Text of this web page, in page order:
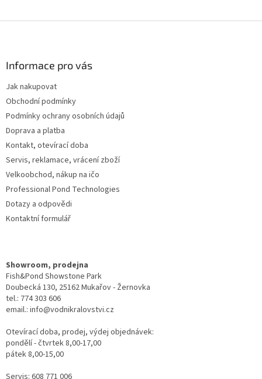
Informace pro vás
Jak nakupovat
Obchodní podmínky
Podmínky ochrany osobních údajů
Doprava a platba
Kontakt, otevírací doba
Servis, reklamace, vrácení zboží
Velkoobchod, nákup na ičo
Professional Pond Technologies
Dotazy a odpovědi
Kontaktní formulář
Showroom, prodejna
Fish&Pond Showstone Park
Doubecká 130, 25162 Mukařov - Žernovka
tel.: 774 303 606
email.: info@vodnikralovstvi.cz
Otevírací doba, prodej, výdej objednávek:
pondělí - čtvrtek 8,00-17,00
pátek 8,00-15,00